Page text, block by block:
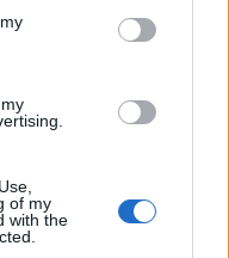
of my
with the
da
linea editoriale,
visive per il tifoso
stagione
e ciclista urbano.